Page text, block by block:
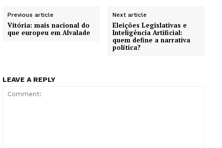
Previous article
Vitória: mais nacional do
que europeu em Alvalade
Next article
Eleições Legislativas e
Inteligência Artificial:
quem define a narrativa
política?
LEAVE A REPLY